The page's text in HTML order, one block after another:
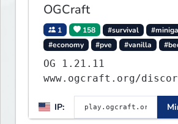
OGCraft
1 158 #survival
#economy
#pve #vanilla
OG 1.21.11
www.ogcraft.org/
IP: